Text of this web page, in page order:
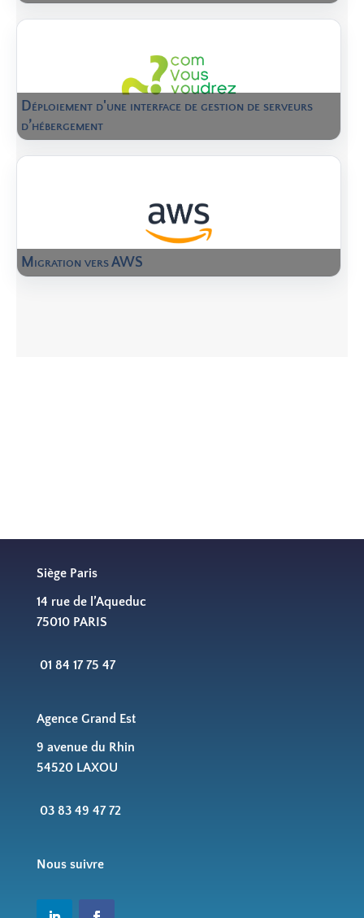
Déploiement d'une interface de gestion de serveurs
d’hébergement
Migration vers AWS
Siège Paris
14 rue de l’Aqueduc
75010 PARIS
01 84 17 75 47
Agence Grand Est
9 avenue du Rhin
54520 LAXOU
03 83 49 47 72
Nous suivre